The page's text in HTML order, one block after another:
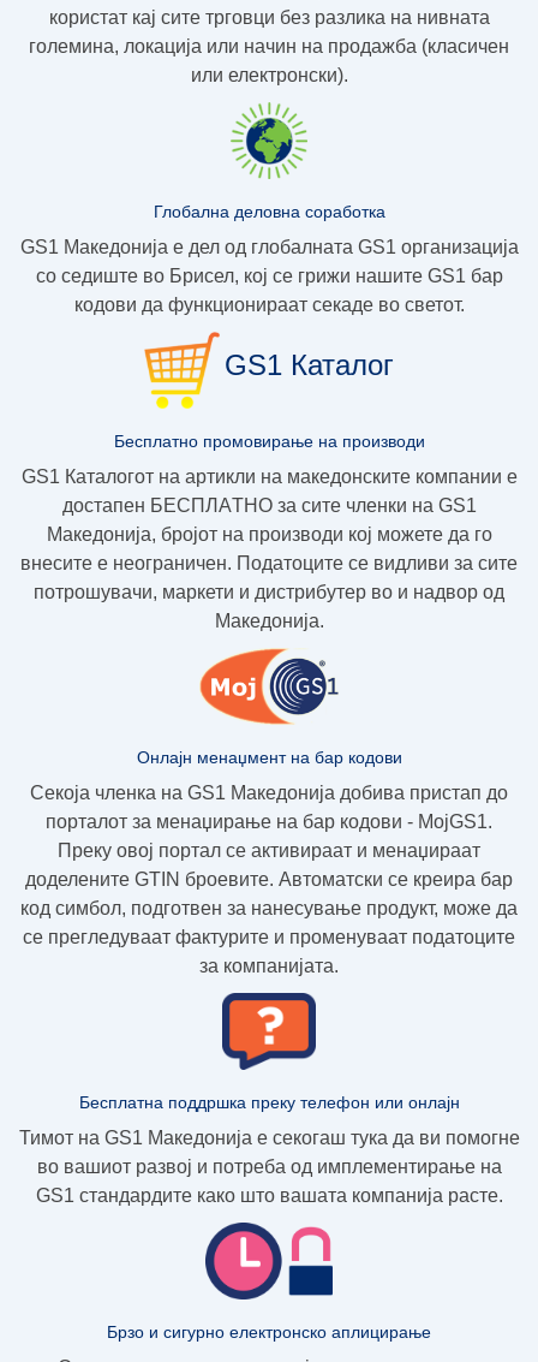
користат кај сите трговци без разлика на нивната
големина, локација или начин на продажба (класичен
или електронски).
Глобална деловна соработка
GS1 Македонија е дел од глобалната GS1 организација
со седиште во Брисел, кој се грижи нашите GS1 бар
кодови да функционираат секаде во светот.
GS1 Каталог
Бесплатно промовирање на производи
GS1 Каталогот на артикли на македонските компании е
достапен БЕСПЛAТНОза сите членки на GS1
Македoнија, бројот на производи кој можете да го
внесите е неограничен. Податоците се видливи за сите
потрошувачи, маркети и дистрибутер во и надвор од
Македонија.
Онлајн менаџмент на бар кодови
Секоја членка на GS1 Македонија добива пристап до
порталот за менаџирање на бар кодови - МојGS1.
Преку овој портал се активираат и менаџираат
доделените GTIN броевите. Автоматски се креира бар
код симбол, подготвен за нанесување продукт, може да
се прегледуваат фактурите и променуваат податоците
за компанијата.
Бесплатна поддршка преку телефон или онлајн
Тимот на GS1 Македонија е секогаш тука да ви помогне
во вашиот развој и потреба од имплементирање на
GS1 стандардите како што вашата компанија расте.
Брзо и сигурно електронско аплицирање